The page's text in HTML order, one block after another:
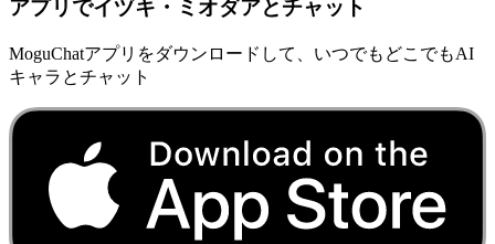
アプリでイヅキ・ミオダアとチャット
MoguChatアプリをダウンロードして、いつでもどこでもAI
キャラとチャット